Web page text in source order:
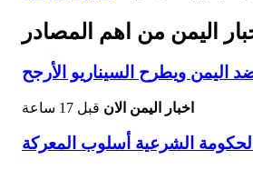
اليمن من اهم المصادر
ويطرح السيناريو الأرجح
اخبار اليمن الان قبل 17 ساعة
الشرعية أسلوب المعركة